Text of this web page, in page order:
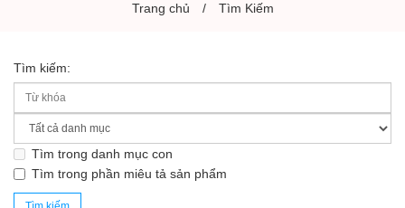
Trang chủ Tìm Kiếm
Tìm kiếm:
Tìm trong danh mục con
Tìm trong phần miêu tả sản phẩm